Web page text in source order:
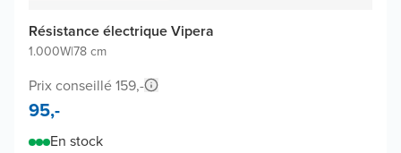
Résistance électrique Vipera
1.000W|78 cm
Prix conseillé 159,-
95,-
En stock